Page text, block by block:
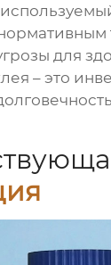
для
– это